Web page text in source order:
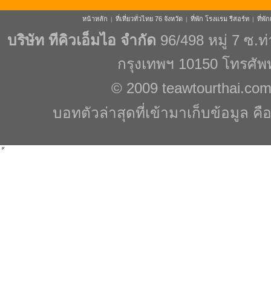
หน้าหลัก | ที่เที่ยวทั่วไทย 76 จังหวัด | ที่พัก โรงแรม รีสอร์ท | ที่พัก
บริษัท ทีคิวเอ็มไอ จำกัด 96/498 หมู่ 7 ซ.
กรุงเทพฯ 10150 โทรศั
© 2009 teawtourthai.com
บอทตัวล่าสุดที่เข้ามาเก็บข้อมูล คือ